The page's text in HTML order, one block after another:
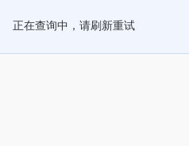
正在查询中，请刷新重试